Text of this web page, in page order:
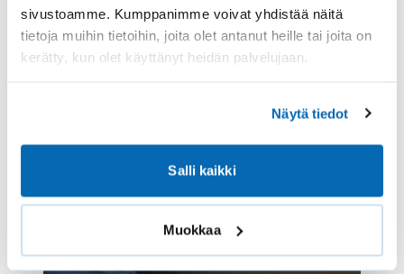
sivustoamme. Kumppanimme voivat yhdistää näitä
tietoja muihin tietoihin, joita olet antanut heille tai joita on
kerätty, kun olet käyttänyt heidän palvelujaan.
Näytä tiedot
Salli kaikki
Muokkaa